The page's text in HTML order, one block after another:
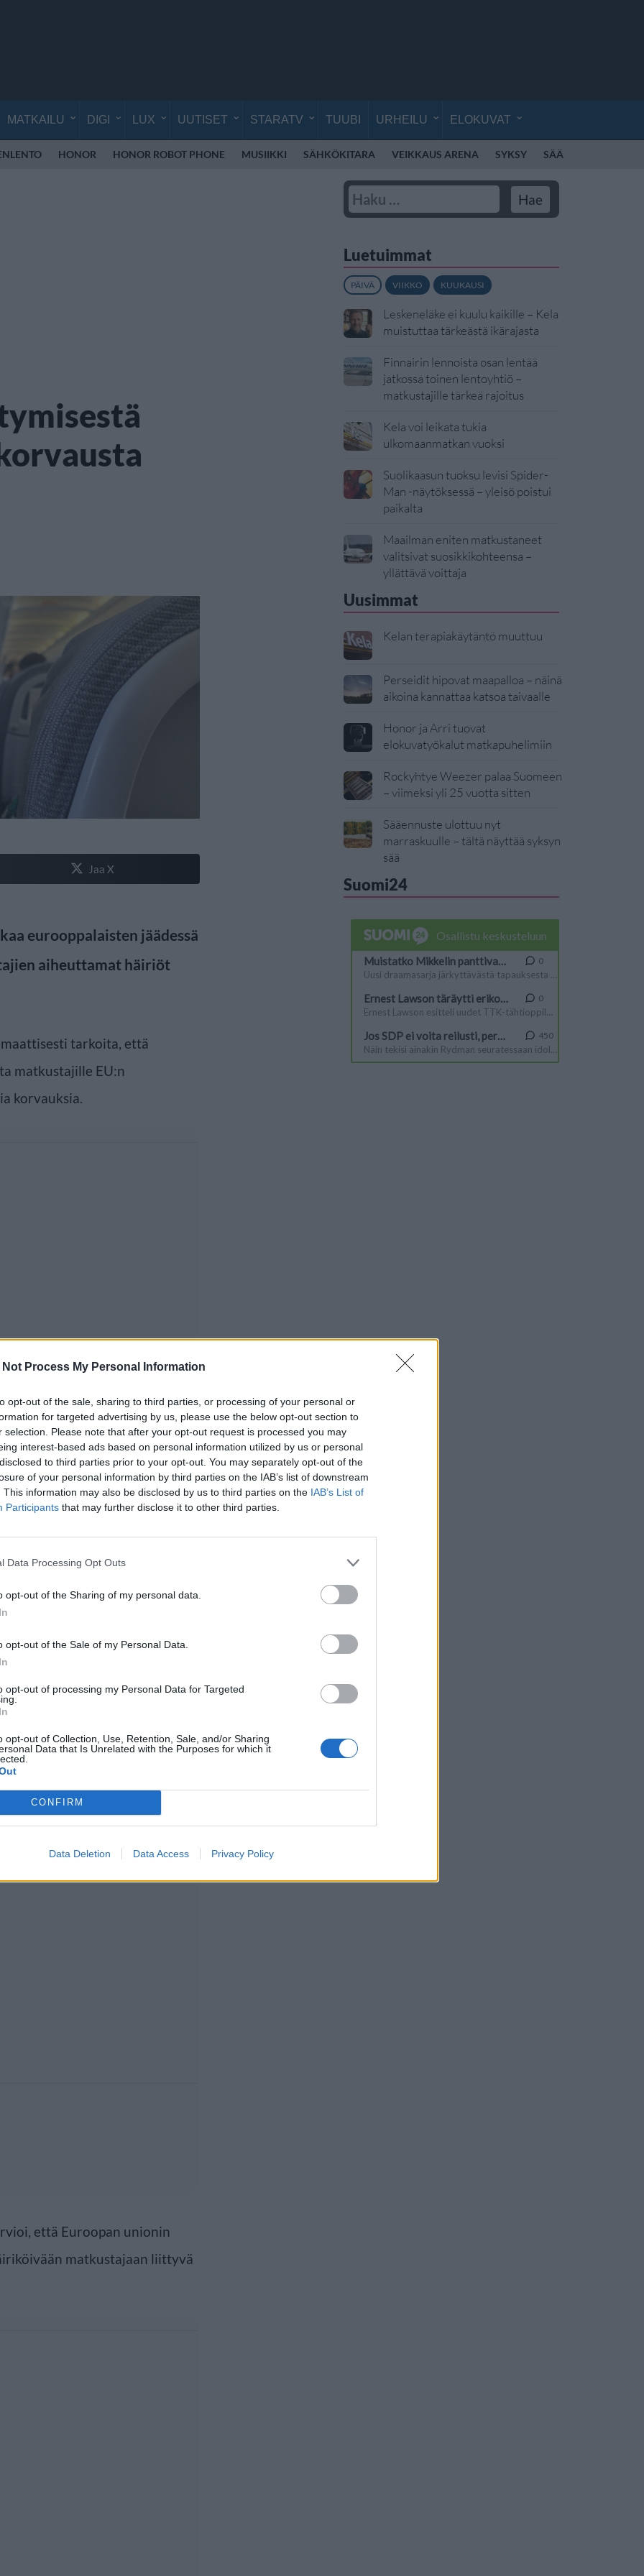
Not Process My Personal Information
opt-out of the sale, sharing to third parties, or processing of your personal or
for targeted advertising by us, please use the below opt-out section to
selection. Please note that after your opt-out request is processed you may
interest-based ads based on personal information utilized by us or personal
to third parties prior to your opt-out. You may separately opt-out of the
of your personal information by third parties on the IAB’s list of downstream
This information may also be disclosed by us to third parties on the IAB’s List of
Participants that may further disclose it to other third parties.
Data Processing Opt Outs
opt-out of the Sharing of my personal data.
opt-out of the Sale of my Personal Data.
opt-out of processing my Personal Data for Targeted
opt-out of Collection, Use, Retention, Sale, and/or Sharing
Data that Is Unrelated with the Purposes for which it
CONFIRM
Data Deletion Data Access Privacy Policy
MATKAILU DIGI LUX UUTISET STARATV TUUBI URHEILU ELOKUVAT
HONOR HONOR ROBOT PHONE MUSIIKKI SÄHKÖKITARA VEIKKAUS ARENA SYKSY SÄÄ
Jaa X
eurooppalaisten jäädessä
aiheuttamat häiriöt
tarkoita, että
matkustajille EU:n
korvauksia.
mukaan
korvaukseen.
tai peruuntumisen taustalla
että Euroopan unionin
matkustajaan liittyvä
Luetuimmat
PÄIVÄ VIIKKO KUUKAUSI
Leskeneläke ei kuulu kaikille – Kela
muistuttaa tärkeästä ikärajasta
Finnairin lennoista osan lentää
jatkossa toinen lentoyhtiö –
matkustajille tärkeä rajoitus
Kela voi leikata tukia
ulkomaanmatkan vuoksi
Suolikaasun tuoksu levisi Spider-
Man -näytöksessä – yleisö poistui
paikalta
Maailman eniten matkustaneet
valitsivat suosikkikohteensa –
yllättävä voittaja
Uusimmat
Kelan terapiakäytäntö muuttuu
Perseidit hipovat maapalloa – näinä
aikoina kannattaa katsoa taivaalle
Honor ja Arri tuovat
elokuvatyökalut matkapuhelimiin
Rockyhtye Weezer palaa Suomeen
– viimeksi yli 25 vuotta sitten
Sääennuste ulottuu nyt
marraskuulle – tältä näyttää syksyn
sää
Suomi24